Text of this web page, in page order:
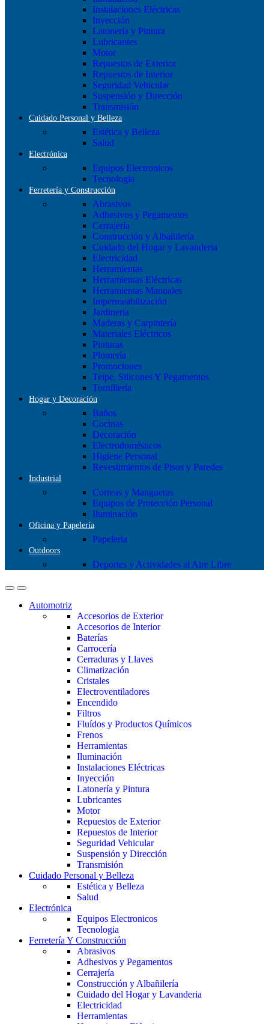
Instalaciones Eléctricas
Inyección
Latonería y Pintura
Lubricantes
Motor
Repuestos de Exterior
Repuestos de Interior
Seguridad Vehicular
Suspensión y Dirección
Transmisión
Cuidado Personal y Belleza
Estética y Belleza
Salud
Electrónica
Equipos Electronicos
Tecnologia
Ferretería y Construcción
Abrasivos
Adhesivos y Pegamentos
Cerrajería
Construcción y Albañilería
Cuidado del Hogar y Lavanderia
Electricidad
Herramientas
Herramientas Eléctricas
Herramientas Manuales
Impermeabilización
Jardineria
Maderas y Carpintería
Materiales Eléctricos
Pinturas
Plomería
Promociones
Teipe, Silicones Y Pegamentos
Tornillería
Hogar y Decoración
Baños
Cocinas
Decoración
Electrodomésticos
Higiene Personal
Revestimientos de Pisos y Paredes
Industrial
Correas y Mangueras
Equipos de Protección Personal
Iluminación
Oficina y Papelería
Papeleria
Outdoors
Deportes y Actividades al Aire Libre
Automotriz
Accesorios de Exterior
Accesorios de Interior
Baterías
Carrocería
Cerraduras y Llaves
Climatización
Cristales
Electroventiladores
Encendido
Filtros
Fluídos y Productos Químicos
Frenos
Herramientas
Iluminación
Instalaciones Eléctricas
Inyección
Latonería y Pintura
Lubricantes
Motor
Repuestos de Exterior
Repuestos de Interior
Seguridad Vehicular
Suspensión y Dirección
Transmisión
Cuidado Personal y Belleza
Estética y Belleza
Salud
Electrónica
Equipos Electronicos
Tecnologia
Ferretería Y Construcción
Abrasivos
Adhesivos y Pegamentos
Cerrajería
Construcción y Albañilería
Cuidado del Hogar y Lavanderia
Electricidad
Herramientas